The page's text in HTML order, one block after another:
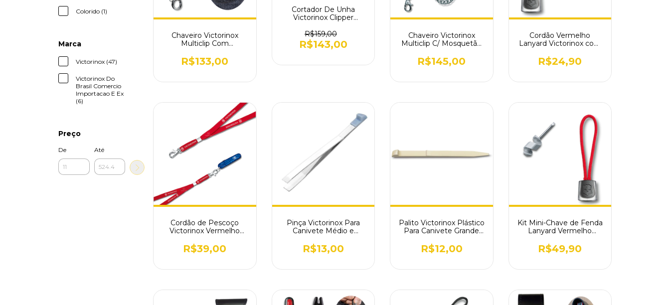
Colorido (1)
Marca
Victorinox (47)
Victorinox Do
Brasil Comercio
Importacao E Ex
(6)
Preço
De Até
Chaveiro Victorinox
Multiclip Com
4.1858
R$133,00
Cortador De Unha
Victorinox Clipper
R$159,00
R$143,00
Chaveiro Victorinox
Multiclip C/ Mosquetão
R$145,00
Cordão Vermelho
Lanyard Victorinox com
R$24,90
Cordão de Pescoço
Victorinox Vermelho
4.1879
R$39,00
Pinça Victorinox Para
Canivete Médio e
R$13,00
Palito Victorinox Plástico
Para Canivete Grande
R$12,00
Kit Mini-Chave de Fenda
Lanyard Vermelho
R$49,90